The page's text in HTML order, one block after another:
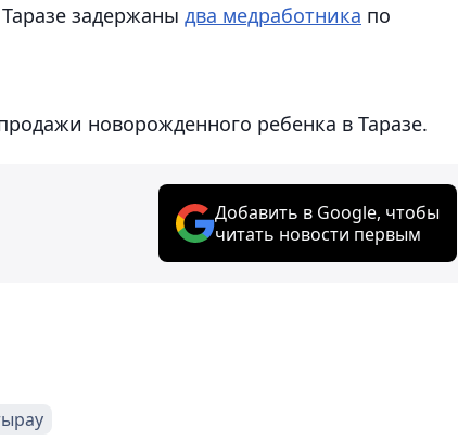
задержаны два медработника по
новорожденного ребенка в Таразе.
Добавить в Google, чтобы
читать новости первым